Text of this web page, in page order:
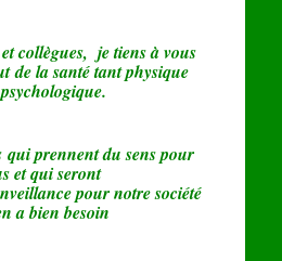
collègues, je tiens à vous
de la santé tant physique
qui prennent du sens pour
et qui seront
pour notre société
a bien besoin